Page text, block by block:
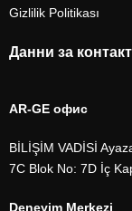
Gizlilik Politikası
Данни за контакт
AR-GE офис
BİLİŞİM VADİSİ
7C Blok No: 7D İç
Deneyim Merkezi